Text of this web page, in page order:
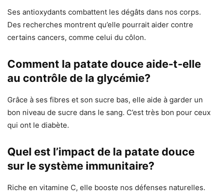
Ses antioxydants combattent les dégâts dans nos corps.
Des recherches montrent qu’elle pourrait aider contre
certains cancers, comme celui du côlon.
Comment la patate douce aide-t-elle
au contrôle de la glycémie?
Grâce à ses fibres et son sucre bas, elle aide à garder un
bon niveau de sucre dans le sang. C’est très bon pour ceux
qui ont le diabète.
Quel est l’impact de la patate douce
sur le système immunitaire?
Riche en vitamine C, elle booste nos défenses naturelles.